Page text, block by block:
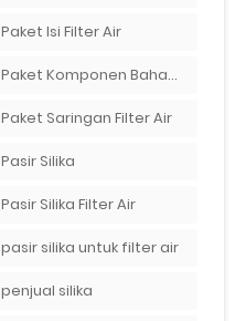
Paket Isi Filter Air
Paket Komponen Bahan Filter Air
Paket Saringan Filter Air
Pasir Silika
Pasir Silika Filter Air
pasir silika untuk filter air
penjual silika